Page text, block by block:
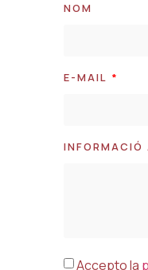
NOM
E-MAIL
INFORMACIÓ
Accepto la